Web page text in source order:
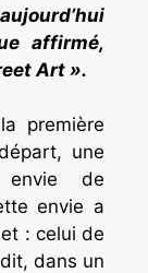
affirmé,
Art ».
première
une
envie de
envie a
: celui de
dans un